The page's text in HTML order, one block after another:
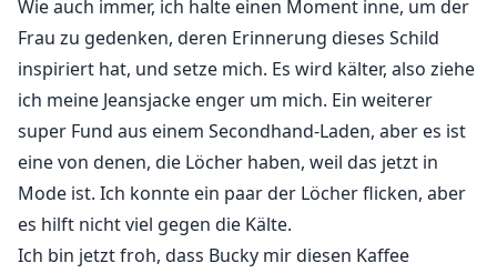
Wie auch immer, ich halte einen Moment inne, um der
Frau zu gedenken, deren Erinnerung dieses Schild
inspiriert hat, und setze mich. Es wird kälter, also ziehe
ich meine Jeansjacke enger um mich. Ein weiterer
super Fund aus einem Secondhand-Laden, aber es ist
eine von denen, die Löcher haben, weil das jetzt in
Mode ist. Ich konnte ein paar der Löcher flicken, aber
es hilft nicht viel gegen die Kälte.
Ich bin jetzt froh, dass Bucky mir diesen Kaffee